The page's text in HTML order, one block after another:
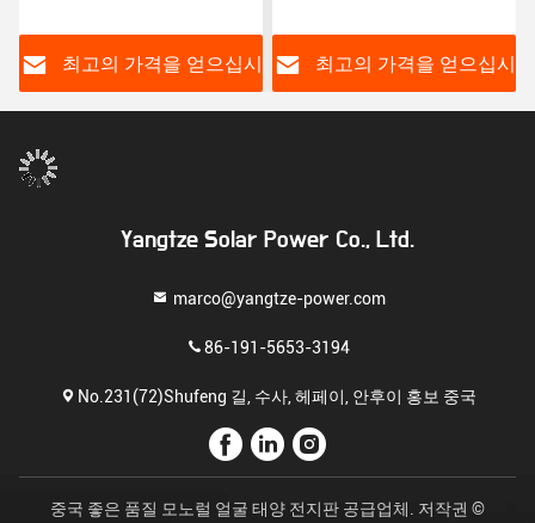
최고의 가격을 얻으십시 최고의 가격을 얻으십시
Yangtze Solar Power Co., Ltd.
marco@yangtze-power.com
86-191-5653-3194
No.231(72)Shufeng 길, 수사, 헤페이, 안후이 홍보 중국
중국 좋은 품질 모노럴 얼굴 태양 전지판 공급업체. 저작권 ©